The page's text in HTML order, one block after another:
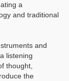
a
and traditional
and
listening
thought,
the